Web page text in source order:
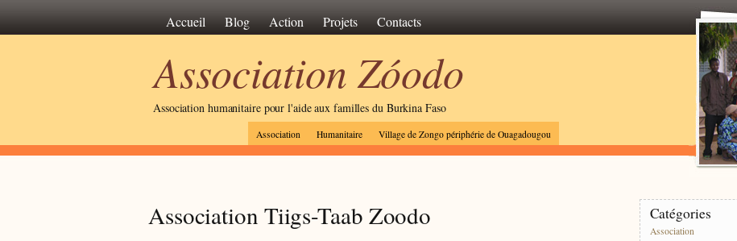
Accueil Blog Action Projets Contacts
Association Zóodo
Association humanitaire pour l'aide aux familles du Burkina Faso
Association Humanitaire Village de Zongo périphérie de Ouagadougou
Association Tiigs-Taab Zoodo Catégories
Association